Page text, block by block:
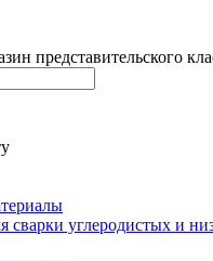
представительского
сварки углеродистых и